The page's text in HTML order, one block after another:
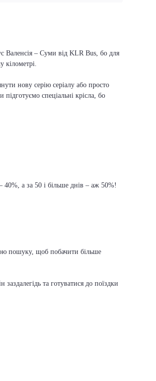
Валенсія – Суми від KLR Bus, бо для
кілометрі.
нову серію серіалу або просто
спеціальні крісла, бо
40%, а за 50 і більше днів – аж 50%!
пошуку, щоб побачити більше
та готуватися до поїздки